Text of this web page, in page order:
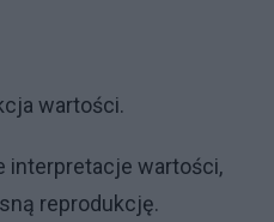
wartości.
interpretacje wartości,
reprodukcję.